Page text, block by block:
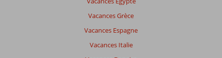
Vacances Grèce
Vacances Espagne
Vacances Italie